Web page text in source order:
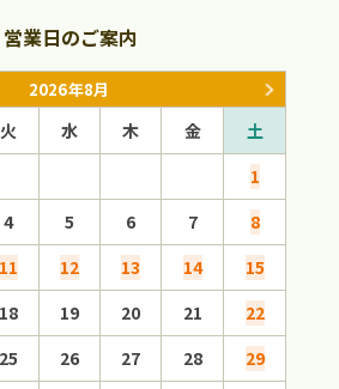
営業日のご案内
2026年8月
火 水 木 金
土
1
4 5 6 7
8
11 12 13 14
15
18 19 20 21
22
25 26 27 28
29